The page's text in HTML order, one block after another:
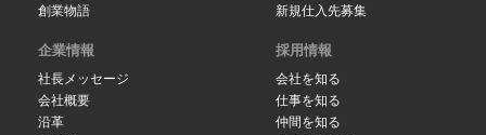
創業物語
新規仕入先募集
企業情報
社長メッセージ
会社概要
沿革
採用情報
会社を知る
仕事を知る
仲間を知る